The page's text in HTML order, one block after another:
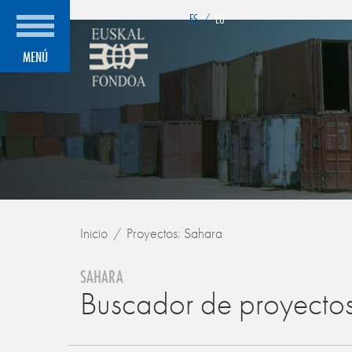
MENÚ
ES / EU
Inicio Proyectos: Sahara
SAHARA
Buscador de